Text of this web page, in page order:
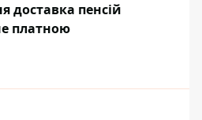
доставка пенсій
платною